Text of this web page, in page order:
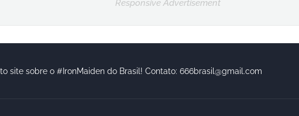
Responsive Advertisement
site sobre o #IronMaiden do Brasil! Contato: 666brasil@gmail.com